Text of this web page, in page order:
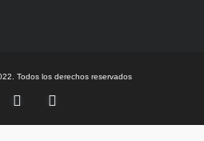
Todos los derechos reservados
Y
o
u
I
n
s